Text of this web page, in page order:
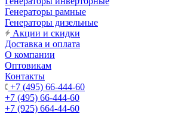
Генераторы рамные
Генераторы дизельные
Акции и скидки
Доставка и оплата
О компании
Оптовикам
Контакты
+7 (495) 66-444-60
+7 (495) 66-444-60
+7 (925) 664-44-60